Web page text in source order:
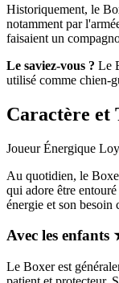
Historiquement, le
notamment par
faisaient un
Le saviez-vous ? Le
utilisé comme chien-
Caractère et
JoueurÉnergique
Au quotidien, le
qui adore être
énergie et son besoin
Avec les enfants
Le Boxer est